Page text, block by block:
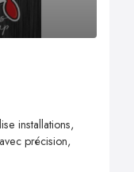
installations,
précision,